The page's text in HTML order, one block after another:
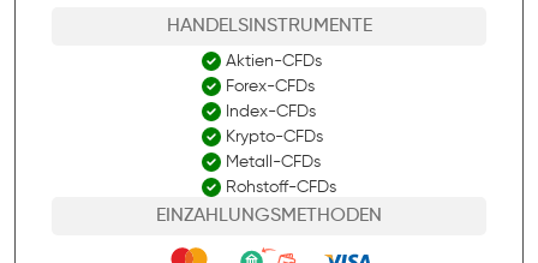
HANDELSINSTRUMENTE
Aktien-CFDs
Forex-CFDs
Index-CFDs
Krypto-CFDs
Metall-CFDs
Rohstoff-CFDs
EINZAHLUNGSMETHODEN